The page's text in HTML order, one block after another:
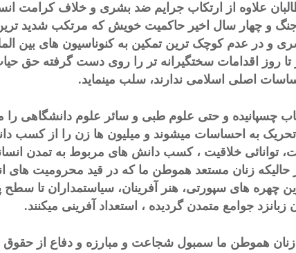
حاکمیت ، هم دروه ۲۱ ساله جنگ و چهار سال اخیر حاکمیت خویش که مرتکب
و در عدم کوچک ترین تمکین به کنوناسیون های بین
روز اقدامات سختگیرانه تر را روی دست گرفته حق
اصلی اسلامی ندارند، سلب مینماید.
چسپانیده و حتی علوم طبی و سائر علوم دانشگاهی را
به احساسات میشوند و میلیون ها زن را از کسب
توانائی خلاقیت ، کسب دانش های مربوط به تمدن
حالیکه زنان مستعد هموطن ما که در قید محرومیت های
چهره های سپورتی، هنر آفرینان، سیاستمداران تا سطح
جوامع متمدن گردیده ، استعداد آفرینی میکنند.
زنان هموطن ما سمبول شجاعت و مبارزه و دفاع از